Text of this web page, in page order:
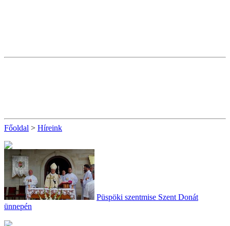
Főoldal > Híreink
Püspöki szentmise Szent Donát
ünnepén